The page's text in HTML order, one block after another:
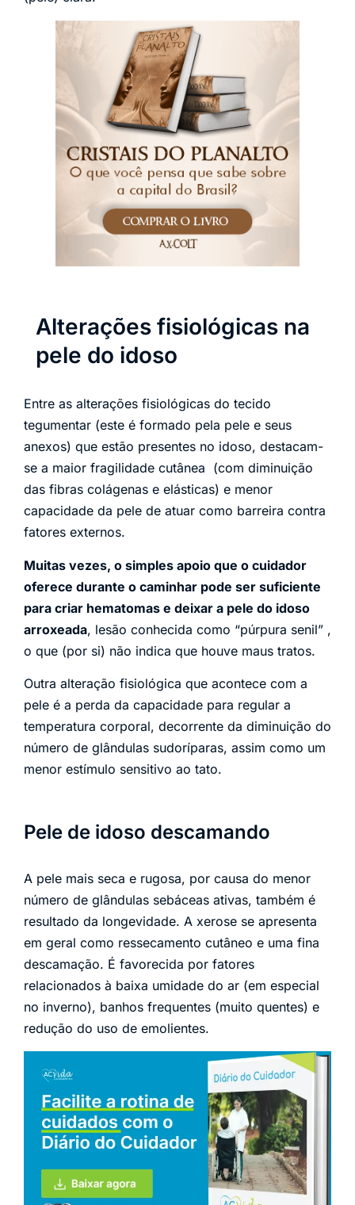
Alterações fisiológicas na
pele do idoso
Entre as alterações fisiológicas do tecido
tegumentar (este é formado pela pele e seus
anexos) que estão presentes no idoso, destacam-
se a maior fragilidade cutânea (com diminuição
das fibras colágenas e elásticas) e menor
capacidade da pele de atuar como barreira contra
fatores externos.
Muitas vezes, o simples apoio que o cuidador
oferece durante o caminhar pode ser suficiente
para criar hematomas e deixar a pele do idoso
arroxeada, lesão conhecida como “púrpura senil” ,
o que (por si) não indica que houve maus tratos.
Outra alteração fisiológica que acontece com a
pele é a perda da capacidade para regular a
temperatura corporal, decorrente da diminuição do
número de glândulas sudoríparas, assim como um
menor estímulo sensitivo ao tato.
Pele de idoso descamando
A pele mais seca e rugosa, por causa do menor
número de glândulas sebáceas ativas, também é
resultado da longevidade. A xerose se apresenta
em geral como ressecamento cutâneo e uma fina
descamação. É favorecida por fatores
relacionados à baixa umidade do ar (em especial
no inverno), banhos frequentes (muito quentes) e
redução do uso de emolientes.